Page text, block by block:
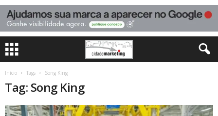
Início Tags Song King
Tag: Song King